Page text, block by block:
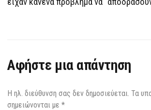
ΒΟΛΉΣ
Αφήστε μια απάντηση
Η ηλ. διεύθυνση σας δεν δημοσιεύεται. Τα
σημειώνονται με *